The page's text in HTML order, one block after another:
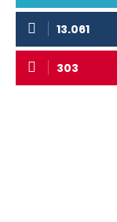
13.061
303